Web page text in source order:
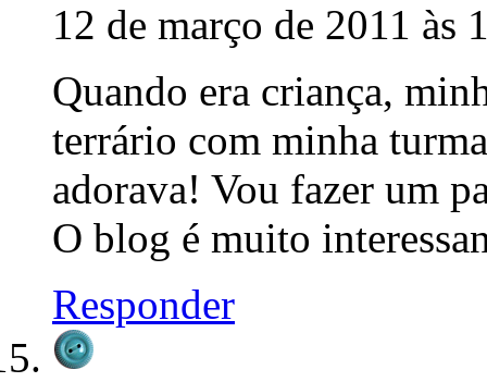
12 de março de 2011 às
Quando era criança,
terrário com minha
adorava! Vou fazer um
O blog é muito
Responder